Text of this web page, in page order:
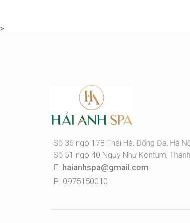
>
Số 36 ngõ 178 Thái Hà, Đống Đa, Hà
Số 51 ngõ 40 Ngụy Như Kontum,
E: haianhspa@gmail.com
P: 0975150010